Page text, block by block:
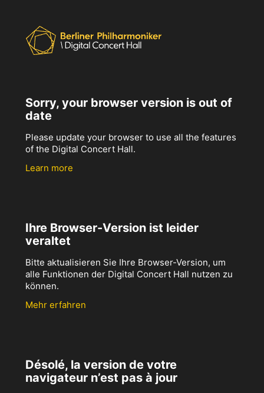
Sorry, your browser version is out of
date
Please update your browser to use all the features
of the Digital Concert Hall.
Learn more
Ihre Browser-Version ist leider
veraltet
Bitte aktualisieren Sie Ihre Browser-Version, um
alle Funktionen der Digital Concert Hall nutzen zu
können.
Mehr erfahren
Désolé, la version de votre
navigateur n’est pas à jour